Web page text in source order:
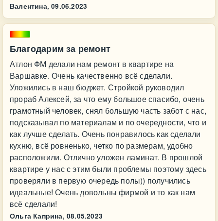
Валентина, 09.06.2023
Благодарим за ремонт
Атлон ФМ делали нам ремонт в квартире на
Варшавке. Очень качественно всё сделали.
Уложились в наш бюджет. Стройкой руководил
прораб Алексей, за что ему большое спасибо, очень
грамотный человек, снял большую часть забот с нас,
подсказывал по материалам и по очередности, что и
как лучше сделать. Очень понравилось как сделали
кухню, всё ровненько, четко по размерам, удобно
расположили. Отлично уложен ламинат. В прошлой
квартире у нас с этим были проблемы поэтому здесь
проверяли в первую очередь полы)) получились
идеальные! Очень довольны фирмой и то как нам
всё сделали!
Ольга Каприна, 08.05.2023